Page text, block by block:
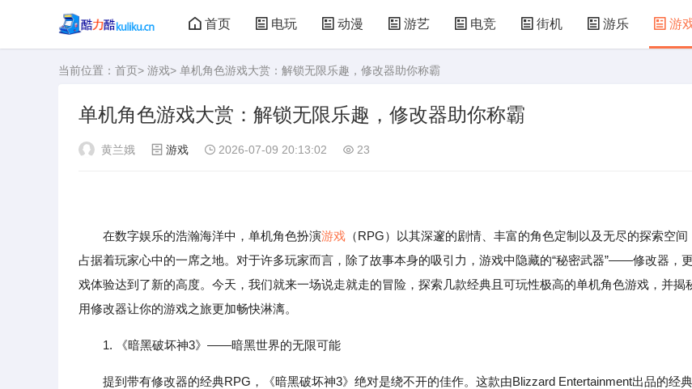
首页 电玩 动漫 游艺 电竞 街机 游乐 游
大型游戏 娃娃机 儿童游戏
当前位置： 首页> 游戏> 单机角色游戏大赏：解锁无限乐趣，修改器助你称霸
单机角色游戏大赏：解锁无限乐趣，修改器助你称霸
黄兰娥 游戏 2026-07-09 20:13:02 23
在数字娱乐的浩瀚海洋中，单机角色扮演游戏 （RPG）以其深邃的剧情、丰富的角色定制以及无尽的探索空间
占据着玩家心中的一席之地。对于许多玩家而言，除了故事本身的吸引力，游戏中隐藏的“秘密武器”——修改器，
戏体验达到了新的高度。今天，我们就来一场说走就走的冒险，探索几款经典且可玩性极高的单机角色游戏，并揭
用修改器让你的游戏之旅更加畅快淋漓。
1. 《暗黑破坏神3》——暗黑世界的无限可能
提到带有修改器的经典RPG，《暗黑破坏神3》绝对是绕不开的佳作。这款由Blizzard Entertainment出品的经